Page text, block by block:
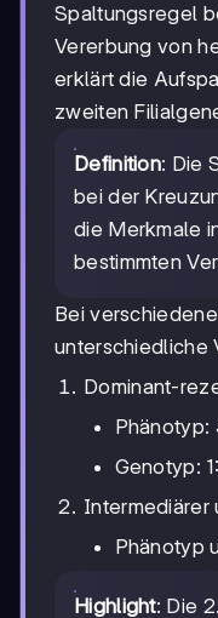
Spaltungsregel
Vererbung von
erklärt die
zweiten
Definition: Die
bei der
die Merkmale
bestimmten
Bei
unterschiedliche
Dominant-
Phänotyp:
Genotyp:
Intermediärer
Phänotyp
Highlight: Die